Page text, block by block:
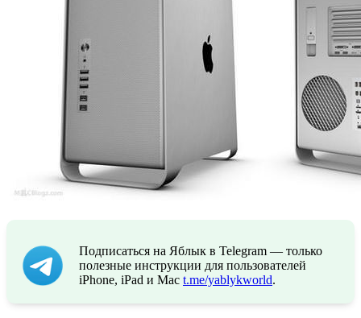
Подписаться на Яблык в Telegram — только
полезные инструкции для пользователей
iPhone, iPad и Mac t.me/yablykworld.